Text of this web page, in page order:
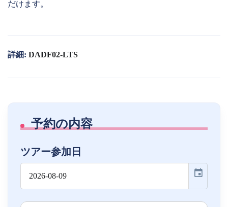
だけます。
詳細: DADF02-LTS
予約の内容
ツアー参加日
event